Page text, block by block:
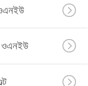
ওএনইউ